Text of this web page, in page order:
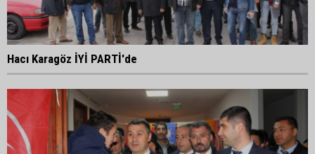
Hacı Karagöz İYİ PARTİ'de